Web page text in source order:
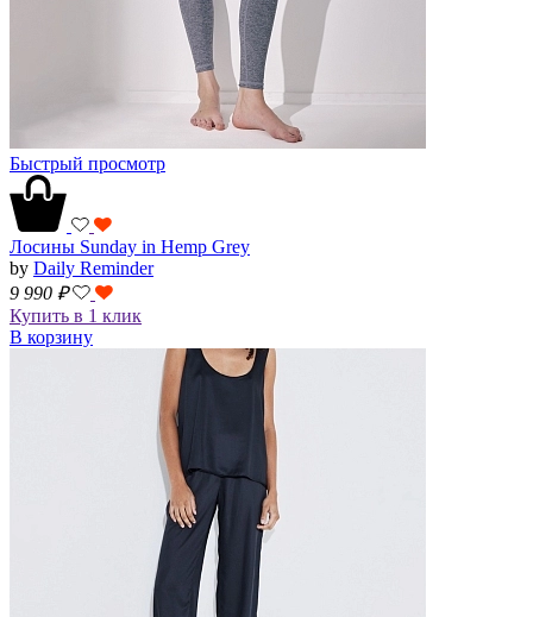
Быстрый просмотр
Лосины Sunday in Hemp Grey
by Daily Reminder
9 990 ₽
Купить в 1 клик
В корзину